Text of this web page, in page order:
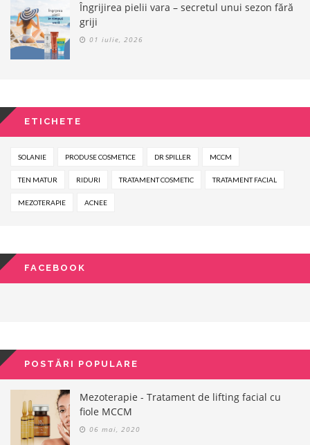
Îngrijirea pielii vara – secretul unui sezon fără
griji
01 iulie, 2026
ETICHETE
SOLANIE PRODUSE COSMETICE DR SPILLER MCCM
TEN MATUR RIDURI TRATAMENT COSMETIC TRATAMENT FACIAL
MEZOTERAPIE ACNEE
FACEBOOK
POSTĂRI POPULARE
Mezoterapie - Tratament de lifting facial cu
fiole MCCM
06 mai, 2020